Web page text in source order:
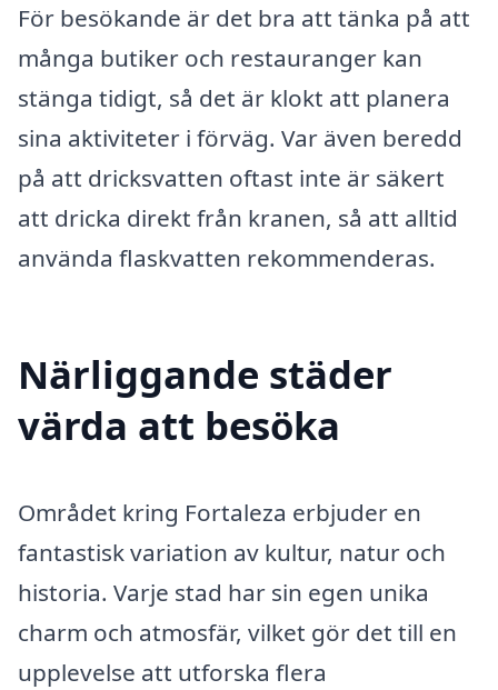
För besökande är det bra att tänka på att
många butiker och restauranger kan
stänga tidigt, så det är klokt att planera
sina aktiviteter i förväg. Var även beredd
på att dricksvatten oftast inte är säkert
att dricka direkt från kranen, så att alltid
använda flaskvatten rekommenderas.
Närliggande städer
värda att besöka
Området kring Fortaleza erbjuder en
fantastisk variation av kultur, natur och
historia. Varje stad har sin egen unika
charm och atmosfär, vilket gör det till en
upplevelse att utforska flera